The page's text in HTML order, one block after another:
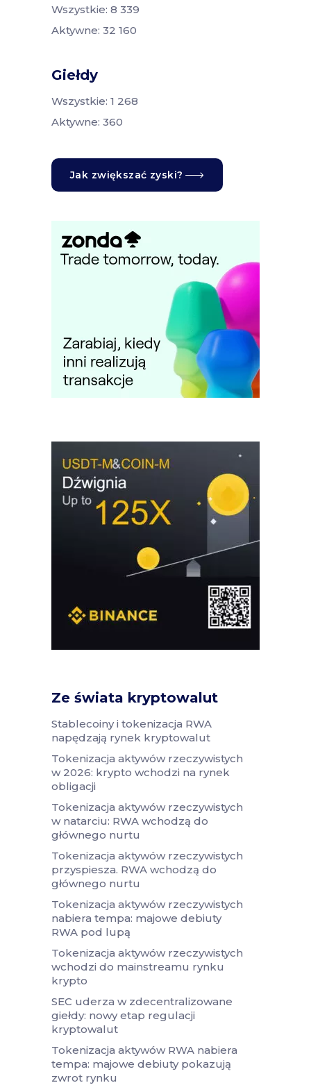
Wszystkie: 8 339
Aktywne: 32 160
Giełdy
Wszystkie: 1 268
Aktywne: 360
Jak zwiększać zyski?
Ze świata kryptowalut
Stablecoiny i tokenizacja RWA
napędzają rynek kryptowalut
Tokenizacja aktywów rzeczywistych
w 2026: krypto wchodzi na rynek
obligacji
Tokenizacja aktywów rzeczywistych
w natarciu: RWA wchodzą do
głównego nurtu
Tokenizacja aktywów rzeczywistych
przyspiesza. RWA wchodzą do
głównego nurtu
Tokenizacja aktywów rzeczywistych
nabiera tempa: majowe debiuty
RWA pod lupą
Tokenizacja aktywów rzeczywistych
wchodzi do mainstreamu rynku
krypto
SEC uderza w zdecentralizowane
giełdy: nowy etap regulacji
kryptowalut
Tokenizacja aktywów RWA nabiera
tempa: majowe debiuty pokazują
zwrot rynku